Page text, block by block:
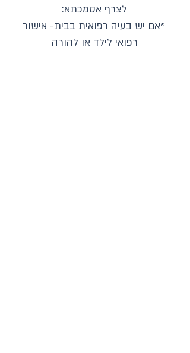
לצרף אסמכתא:
*אם יש בעיה רפואית בבית- אישור
רפואי לילד או להורה